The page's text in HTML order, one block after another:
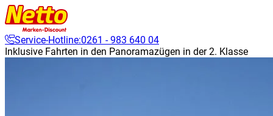
Service-Hotline:0261 - 983 640 04
Inklusive Fahrten in den Panoramazügen in der 2. Klasse